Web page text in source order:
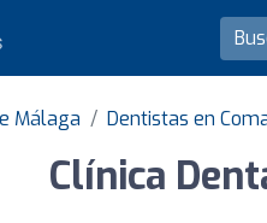
Málaga Dentistas en
Clínica